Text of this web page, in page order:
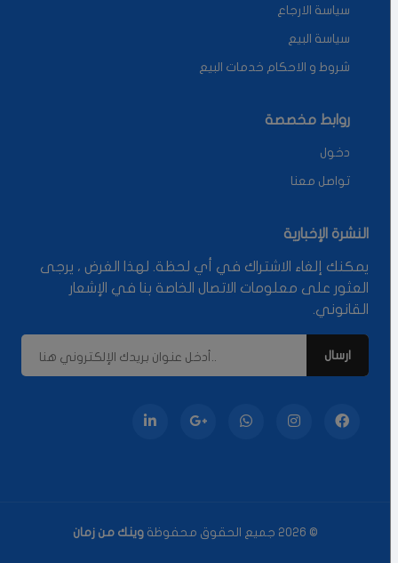
سياسة الارجاع
سياسة البيع
شروط و الاحكام خدمات البيع
روابط مخصصة
دخول
تواصل معنا
النشرة الإخبارية
يمكنك إلغاء الاشتراك في أي لحظة. لهذا الغرض ، يرجى
العثور على معلومات الاتصال الخاصة بنا في الإشعار
القانوني.
© 2026 جميع الحقوق محفوظة وينك من زمان